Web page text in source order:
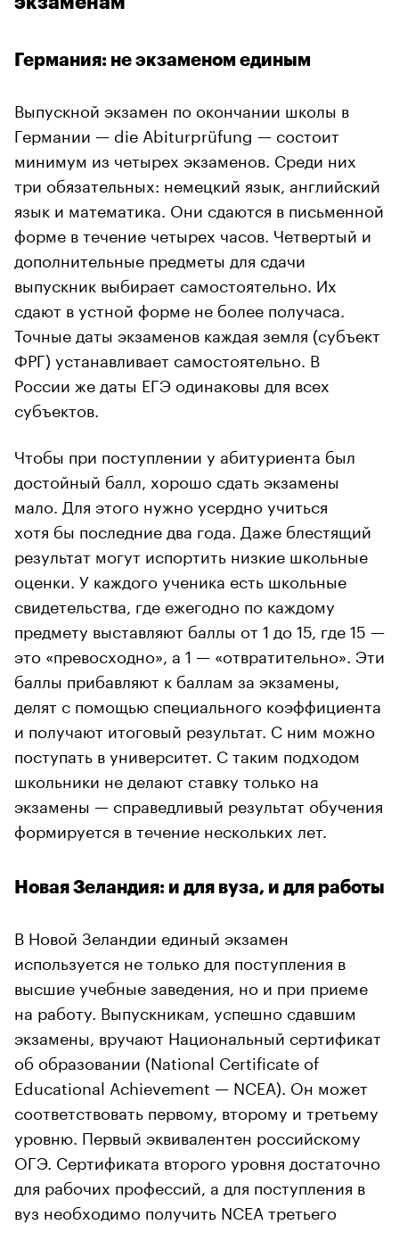
Германия: не экзаменом единым
Выпускной экзамен по окончании школы в
Германии — die Abiturprüfung — состоит
минимум из четырех экзаменов. Среди них
три обязательных: немецкий язык, английский
язык и математика. Они сдаются в письменной
форме в течение четырех часов. Четвертый и
дополнительные предметы для сдачи
выпускник выбирает самостоятельно. Их
сдают в устной форме не более получаса.
Точные даты экзаменов каждая земля (субъект
ФРГ) устанавливает самостоятельно. В
России же даты ЕГЭ одинаковы для всех
субъектов.
Чтобы при поступлении у абитуриента был
достойный балл, хорошо сдать экзамены
мало. Для этого нужно усердно учиться
хотя бы последние два года. Даже блестящий
результат могут испортить низкие школьные
оценки. У каждого ученика есть школьные
свидетельства, где ежегодно по каждому
предмету выставляют баллы от 1 до 15, где 15 —
это «превосходно», а 1 — «отвратительно». Эти
баллы прибавляют к баллам за экзамены,
делят с помощью специального коэффициента
и получают итоговый результат. С ним можно
поступать в университет. С таким подходом
школьники не делают ставку только на
экзамены — справедливый результат обучения
формируется в течение нескольких лет.
Новая Зеландия: и для вуза, и для работы
В Новой Зеландии единый экзамен
используется не только для поступления в
высшие учебные заведения, но и при приеме
на работу. Выпускникам, успешно сдавшим
экзамены, вручают Национальный сертификат
об образовании (National Certificate of
Educational Achievement — NCEA). Он может
соответствовать первому, второму и третьему
уровню. Первый эквивалентен российскому
ОГЭ. Сертификата второго уровня достаточно
для рабочих профессий, а для поступления в
вуз необходимо получить NCEA третьего